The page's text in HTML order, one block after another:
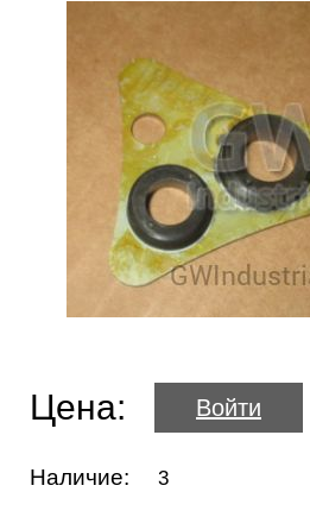
Цена: Войти
Наличие: 3